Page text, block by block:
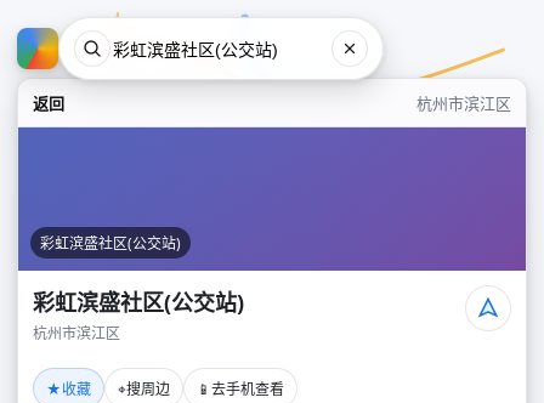
返回 杭州市滨江区
彩虹滨盛社区(公交站)
彩虹滨盛社区(公交站)
杭州市滨江区
★收藏 ⌖搜周边 📱 去手机查看